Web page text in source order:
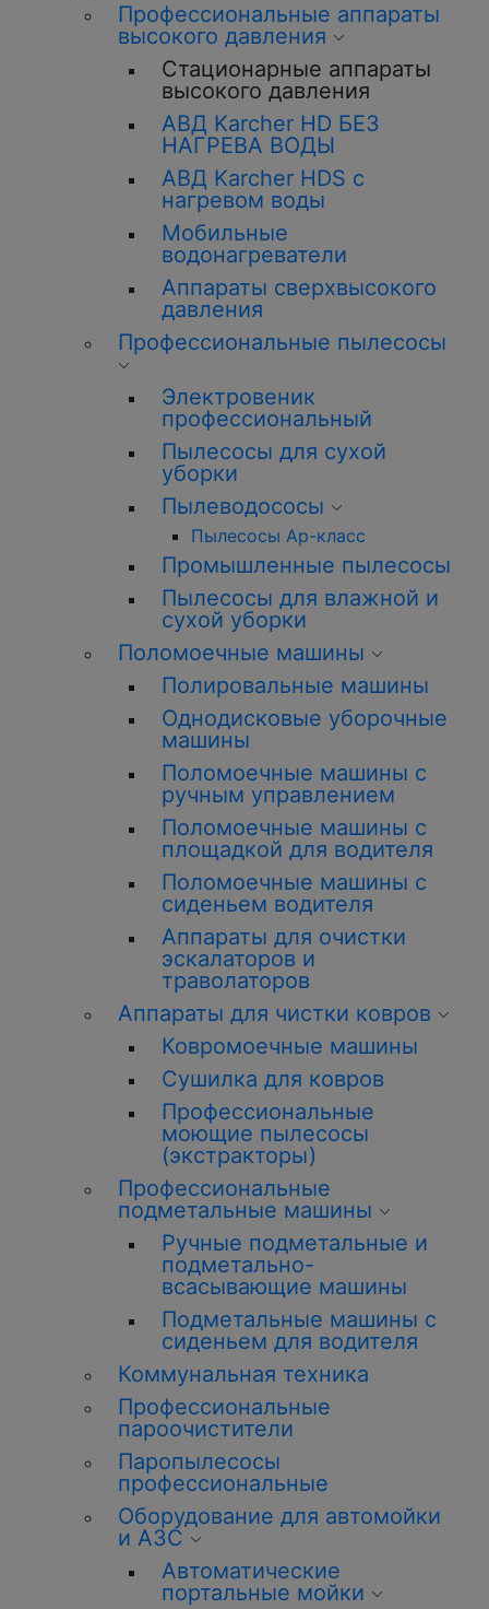
Профессиональные аппараты
высокого давления
Стационарные аппараты
высокого давления
АВД Karcher HD БЕЗ
НАГРЕВА ВОДЫ
АВД Karcher HDS с
нагревом воды
Мобильные
водонагреватели
Аппараты сверхвысокого
давления
Профессиональные пылесосы
Электровеник
профессиональный
Пылесосы для сухой
уборки
Пылеводососы
Пылесосы Ар-класс
Промышленные пылесосы
Пылесосы для влажной и
сухой уборки
Поломоечные машины
Полировальные машины
Однодисковые уборочные
машины
Поломоечные машины с
ручным управлением
Поломоечные машины с
площадкой для водителя
Поломоечные машины с
сиденьем водителя
Аппараты для очистки
эскалаторов и
траволаторов
Аппараты для чистки ковров
Ковромоечные машины
Сушилка для ковров
Профессиональные
моющие пылесосы
(экстракторы)
Профессиональные
подметальные машины
Ручные подметальные и
подметально-
всасывающие машины
Подметальные машины с
сиденьем для водителя
Коммунальная техника
Профессиональные
пароочистители
Паропылесосы
профессиональные
Оборудование для автомойки
и АЗС
Автоматические
портальные мойки